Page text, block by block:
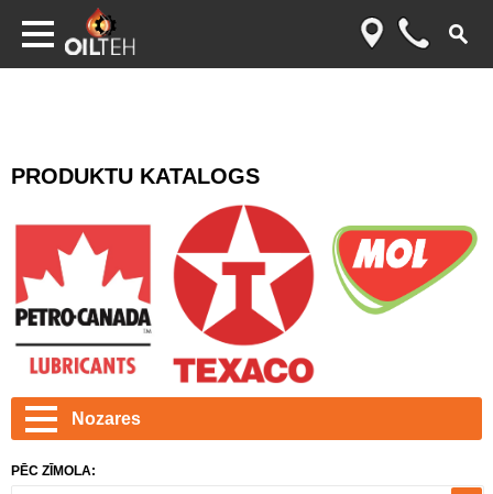
PRODUKTU KATALOGS
Nozares
PĒC ZĪMOLA: